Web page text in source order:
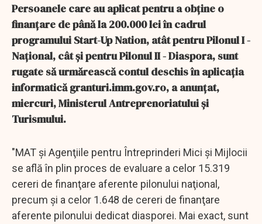
Persoanele care au aplicat pentru a obţine o
finanţare de până la 200.000 lei în cadrul
programului Start-Up Nation, atât pentru Pilonul I -
Naţional, cât şi pentru Pilonul II - Diaspora, sunt
rugate să urmărească contul deschis în aplicaţia
informatică granturi.imm.gov.ro, a anunţat,
miercuri, Ministerul Antreprenoriatului şi
Turismului.
"MAT şi Agenţiile pentru Întreprinderi Mici şi Mijlocii
se află în plin proces de evaluare a celor 15.319
cereri de finanţare aferente pilonului naţional,
precum şi a celor 1.648 de cereri de finanţare
aferente pilonului dedicat diasporei. Mai exact, sunt